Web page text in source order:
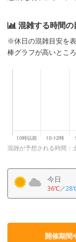
混雑する時間の
※休日の混雑目安を表
棒グラフが高いとこ
混雑が予想される時間：
今日
36℃／
開催期間